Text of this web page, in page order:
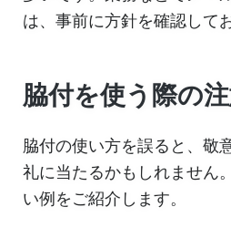
は、事前に方針を確認して
脇付を使う際の
脇付の使い方を誤ると、敬
礼に当たるかもしれません
い例をご紹介します。